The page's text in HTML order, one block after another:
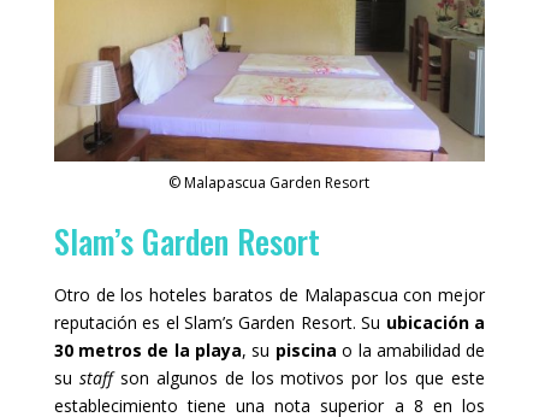
© Malapascua Garden Resort
Slam’s Garden Resort
Otro de los hoteles baratos de Malapascua con mejor
reputación es el Slam’s Garden Resort. Su ubicación a
30 metros de la playa, su piscina o la amabilidad de
su staffson algunos de los motivos por los que este
establecimiento tiene una nota superior a 8 en los